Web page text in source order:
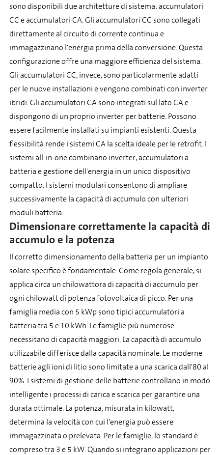
sono disponibili due architetture di sistema: accumulatori
CC e accumulatori CA. Gli accumulatori CC sono collegati
direttamente al circuito di corrente continua e
immagazzinano l'energia prima della conversione. Questa
configurazione offre una maggiore efficienza del sistema.
Gli accumulatori CC, invece, sono particolarmente adatti
per le nuove installazioni e vengono combinati con inverter
ibridi. Gli accumulatori CA sono integrati sul lato CA e
dispongono di un proprio inverter per batterie. Possono
essere facilmente installati su impianti esistenti. Questa
flessibilità rende i sistemi CA la scelta ideale per le retrofit. I
sistemi all-in-one combinano inverter, accumulatori a
batteria e gestione dell'energia in un unico dispositivo
compatto. I sistemi modulari consentono di ampliare
successivamente la capacità di accumulo con ulteriori
moduli batteria.
Dimensionare correttamente la capacità di
accumulo e la potenza
Il corretto dimensionamento della batteria per un impianto
solare specifico è fondamentale. Come regola generale, si
applica circa un chilowattora di capacità di accumulo per
ogni chilowatt di potenza fotovoltaica di picco. Per una
famiglia media con 5 kWp sono tipici accumulatori a
batteria tra 5 e 10 kWh. Le famiglie più numerose
necessitano di capacità maggiori. La capacità di accumulo
utilizzabile differisce dalla capacità nominale. Le moderne
batterie agli ioni di litio sono limitate a una scarica dall'80 al
90%. I sistemi di gestione delle batterie controllano in modo
intelligente i processi di carica e scarica per garantire una
durata ottimale. La potenza, misurata in kilowatt,
determina la velocità con cui l'energia può essere
immagazzinata o prelevata. Per le famiglie, lo standard è
compreso tra 3 e 5 kW. Quando si integrano applicazioni per